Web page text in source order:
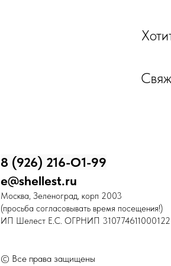
8 (926) 216-О1-99
e@shellest.ru
Москва, Зеленоград, корп 2003
(просьба согласовывать время посещения!)
ИП Шелест Е.С. ОГРНИП 310774611000122
© Все права защищены